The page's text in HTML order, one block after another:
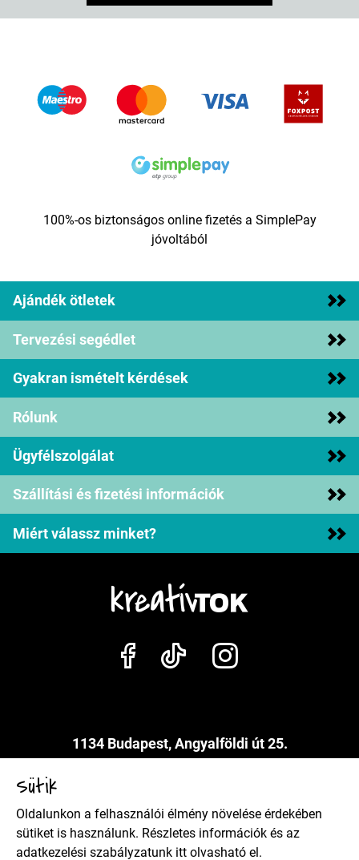
100%-os biztonságos online fizetés a SimplePay
jóvoltából
Ajándék ötletek
Tervezési segédlet
Gyakran ismételt kérdések
Rólunk
Ügyfélszolgálat
Szállítási és fizetési információk
Miért válassz minket?
1134 Budapest, Angyalföldi út 25.
Adatkezelési szabályzat
Sütik
Oldalunkon a felhasználói élmény növelése érdekében
sütiket is használunk. Részletes információk és az
adatkezelési szabályzatunk itt olvasható el.